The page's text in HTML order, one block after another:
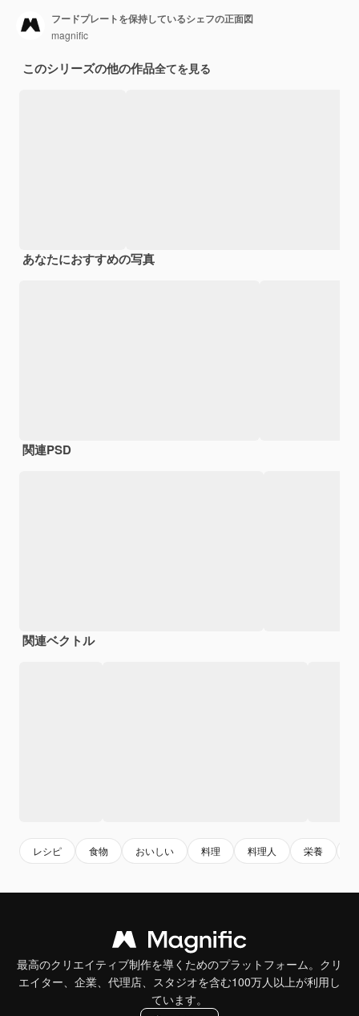
フードプレートを保持しているシェフの正面図
magnific
このシリーズの他の作品全てを見る
あなたにおすすめの写真
関連PSD
関連ベクトル
レシピ 食物 おいしい 料理 料理人 栄養
最高のクリエイティブ制作を導くためのプラットフォーム。クリ
エイター、企業、代理店、スタジオを含む100万人以上が利用し
ています。